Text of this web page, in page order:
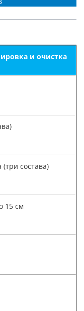
и очистка
состава)
15 см